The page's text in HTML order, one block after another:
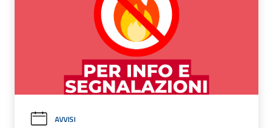
AVVISI